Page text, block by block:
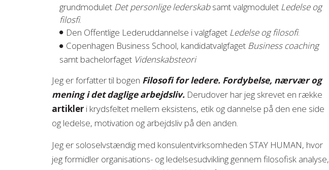
grundmodulet Det personlige lederskabsamt valgmodulet Ledelse og
filosfi.
Den Offentlige Lederuddannelse i valgfaget Ledelse og filosofi.
Copenhagen Business School, kandidatvalgfaget Business coaching
samt bachelorfaget Videnskabsteori
Jeg er forfatter til bogen Filosofi for ledere. Fordybelse, nærvær og
mening i det daglige arbejdsliv. Derudover har jeg skrevet en række
artikler i krydsfeltet mellem eksistens, etik og dannelse på den ene side
og ledelse, motivation og arbejdsliv på den anden.
Jeg er soloselvstændig med konsulentvirksomheden STAY HUMAN, hvor
jeg formidler organisations- og ledelsesudvikling gennem filosofisk analyse,